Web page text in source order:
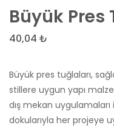
Büyük Pres
40,04 ₺
Büyük pres tuğlaları,
stillere uygun yapı
dış mekan
dokularıyla her projeye